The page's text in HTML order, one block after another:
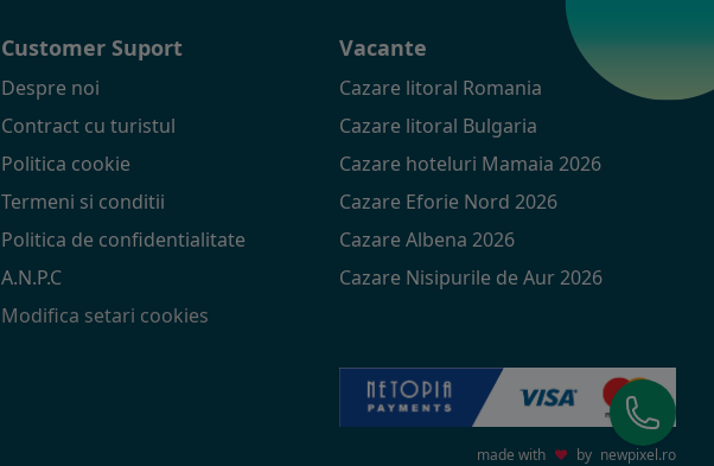
Customer Suport
Despre noi
Contract cu turistul
Politica cookie
Termeni si conditii
Politica de confidentialitate
A.N.P.C
Modifica setari cookies
Vacante
Cazare litoral Romania
Cazare litoral Bulgaria
Cazare hoteluri Mamaia 2026
Cazare Eforie Nord 2026
Cazare Albena 2026
Cazare Nisipurile de Aur 2026
made with ♥ by newpixel.ro